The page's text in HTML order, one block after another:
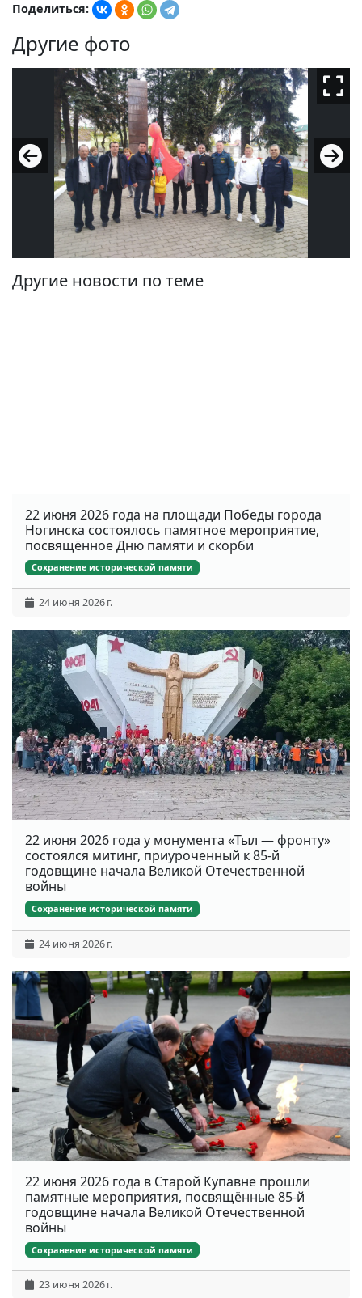
Поделиться:
Другие фото
Другие новости по теме
22 июня 2026 года на площади Победы города
Ногинска состоялось памятное мероприятие,
посвящённое Дню памяти и скорби
Сохранение исторической памяти
24 июня 2026 г.
22 июня 2026 года у монумента «Тыл — фронту»
состоялся митинг, приуроченный к 85-й
годовщине начала Великой Отечественной
войны
Сохранение исторической памяти
24 июня 2026 г.
22 июня 2026 года в Старой Купавне прошли
памятные мероприятия, посвящённые 85-й
годовщине начала Великой Отечественной
войны
Сохранение исторической памяти
23 июня 2026 г.